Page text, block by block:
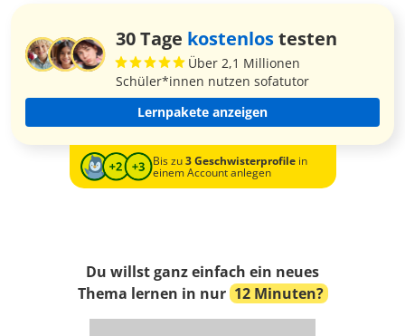
30 Tage kostenlostesten
Über 2,1 Millionen
Schüler*innen nutzen sofatutor
Lernpakete anzeigen
Bis zu3 Geschwisterprofilein
einem Account anlegen
Du willst ganz einfach ein neues
Thema lernen in nur 12 Minuten?